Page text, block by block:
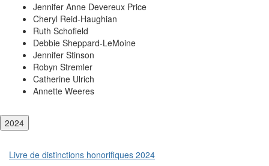
Jennifer Anne Devereux Price
Cheryl Reid-Haughian
Ruth Schofield
Debbie Sheppard-LeMoine
Jennifer Stinson
Robyn Stremler
Catherine Ulrich
Annette Weeres
2024
Livre de distinctions honorifiques 2024